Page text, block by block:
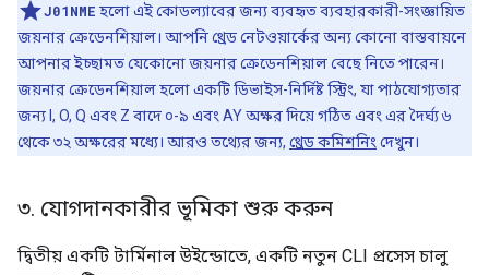
J01NME হলো এই কোডল্যাবের জন্য ব্যবহৃত ব্যবহারকারী-সংজ্ঞায়িত
জয়নার ক্রেডেনশিয়াল। আপনি থ্রেড নেটওয়ার্কের অন্য কোনো বাস্তবায়নে
আপনার ইচ্ছামত যেকোনো জয়নার ক্রেডেনশিয়াল বেছে নিতে পারেন।
জয়নার ক্রেডেনশিয়াল হলো একটি ডিভাইস-নির্দিষ্ট স্ট্রিং, যা পাঠযোগ্যতার
জন্য I, O, Q এবং Z বাদে ০-৯ এবং AY অক্ষর দিয়ে গঠিত এবং এর দৈর্ঘ্য ৬
থেকে ৩২ অক্ষরের মধ্যে। আরও তথ্যের জন্য, থ্রেড কমিশনিং দেখুন।
৩. যোগদানকারীর ভূমিকা শুরু করুন
দ্বিতীয় একটি টার্মিনাল উইন্ডোতে, একটি নতুন CLI প্রসেস চালু